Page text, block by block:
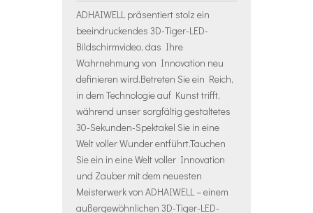
ADHAIWELL präsentiert stolz ein
beeindruckendes 3D-Tiger-LED-
Bildschirmvideo, das Ihre
Wahrnehmung von Innovation neu
definieren wird.Betreten Sie ein Reich,
in dem Technologie auf Kunst trifft,
während unser sorgfältig gestaltetes
30-Sekunden-Spektakel Sie in eine
Welt voller Wunder entführt.Tauchen
Sie ein in eine Welt voller Innovation
und Zauber mit dem neuesten
Meisterwerk von ADHAIWELL – einem
außergewöhnlichen 3D-Tiger-LED-